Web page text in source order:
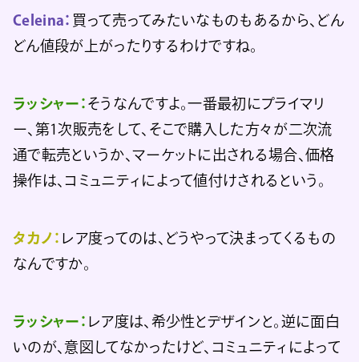
Celeina： 買って売ってみたいなものもあるから、どん
どん値段が上がったりするわけですね。
ラッシャー： そうなんですよ。一番最初にプライマリ
ー、第1次販売をして、そこで購入した方々が二次流
通で転売というか、マーケットに出される場合、価格
操作は、コミュニティによって値付けされるという。
タカノ： レア度ってのは、どうやって決まってくるもの
なんですか。
ラッシャー： レア度は、希少性とデザインと。逆に面白
いのが、意図してなかったけど、コミュニティによって